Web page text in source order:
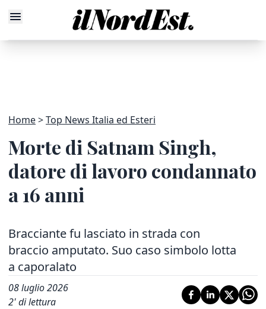
Home Top News Italia ed Esteri
Morte di Satnam Singh,
datore di lavoro condannato
a 16 anni
Bracciante fu lasciato in strada con
braccio amputato. Suo caso simbolo lotta
a caporalato
08 luglio 2026
2' di lettura